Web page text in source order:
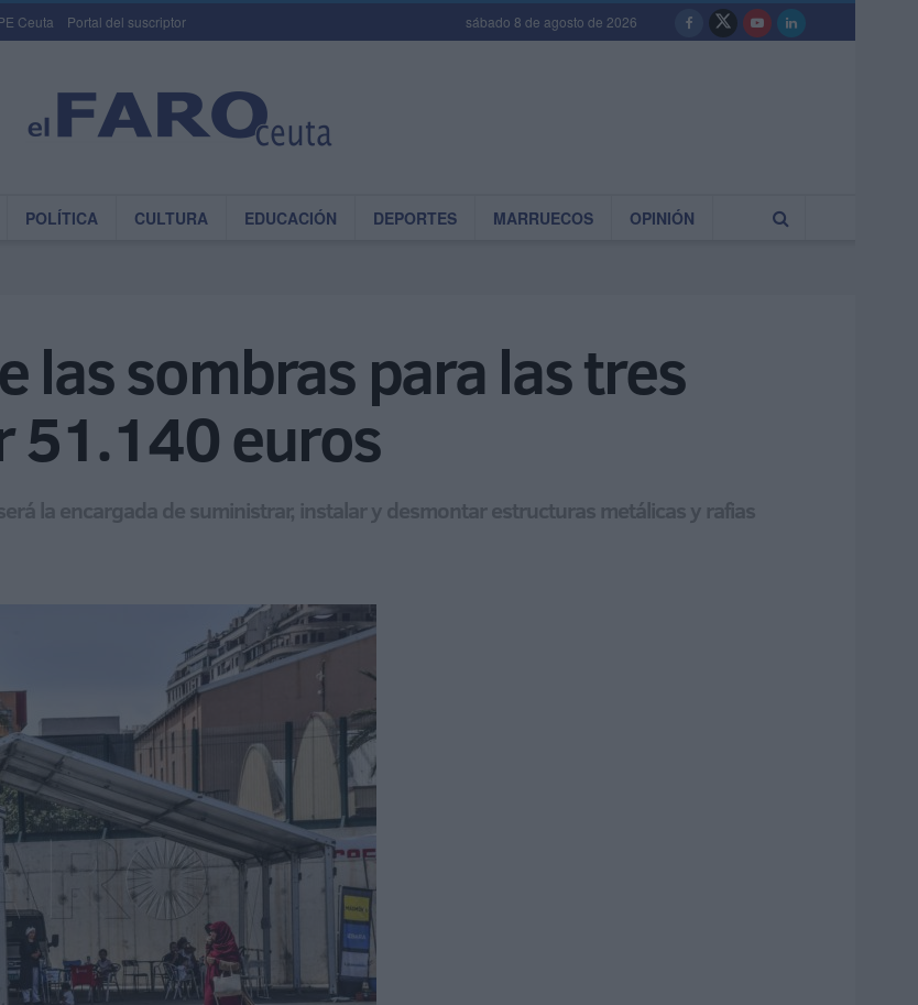
Ceuta Portal del suscriptor sábado 8 de agosto de 2026
POLÍTICA CULTURA EDUCACIÓN DEPORTES MARRUECOS OPINIÓN
las sombras para las tres
51.140 euros
la encargada de suministrar, instalar y desmontar estructuras metálicas y rafias